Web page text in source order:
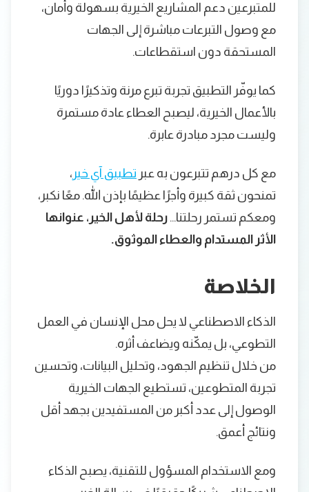
للمتبرعين دعم المشاريع الخيرية بسهولة وأمان،
مع وصول التبرعات مباشرة إلى الجهات
المستحقة دون استقطاعات.
كما يوفّر التطبيق تجربة تبرع مرنة وتذكيرًا دوريًا
بالأعمال الخيرية، ليصبح العطاء عادة مستمرة
وليست مجرد مبادرة عابرة.
مع كل درهم تتبرعون به عبر تطبيق آي خير ،
تمنحون ثقة كبيرة وأجرًا عظيمًا بإذن الله. معًا نكبر،
ومعكم تستمر رحلتنا… رحلة لأهل الخير، عنوانها
الأثر المستدام والعطاء الموثوق.
الخلاصة
الذكاء الاصطناعي لا يحل محل الإنسان في العمل
التطوعي، بل يمكّنه ويضاعف أثره.
من خلال تنظيم الجهود، وتحليل البيانات، وتحسين
تجربة المتطوعين، تستطيع الجهات الخيرية
الوصول إلى عدد أكبر من المستفيدين بجهد أقل
ونتائج أعمق.
ومع الاستخدام المسؤول للتقنية، يصبح الذكاء